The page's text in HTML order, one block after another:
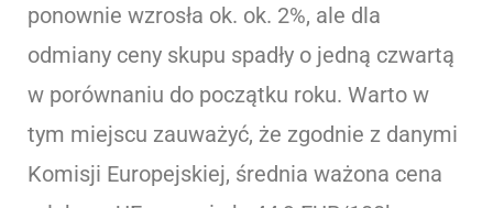
ponownie wzrosła ok. ok. 2%, ale dla
odmiany ceny skupu spadły o jedną czwartą
w porównaniu do początku roku. Warto w
tym miejscu zauważyć, że zgodnie z danymi
Komisji Europejskiej, średnia ważona cena